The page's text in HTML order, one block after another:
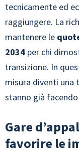
tecnicamente ed
raggiungere. La
mantenere le
2034 per chi
transizione. In
misura diventi una
stanno già
Gare
favorire le